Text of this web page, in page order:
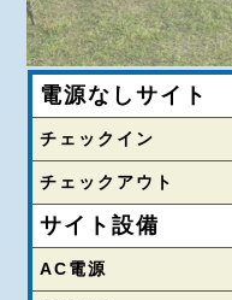
電源なしサイト
チェックイン
チェックアウト
サイト設備
AC電源